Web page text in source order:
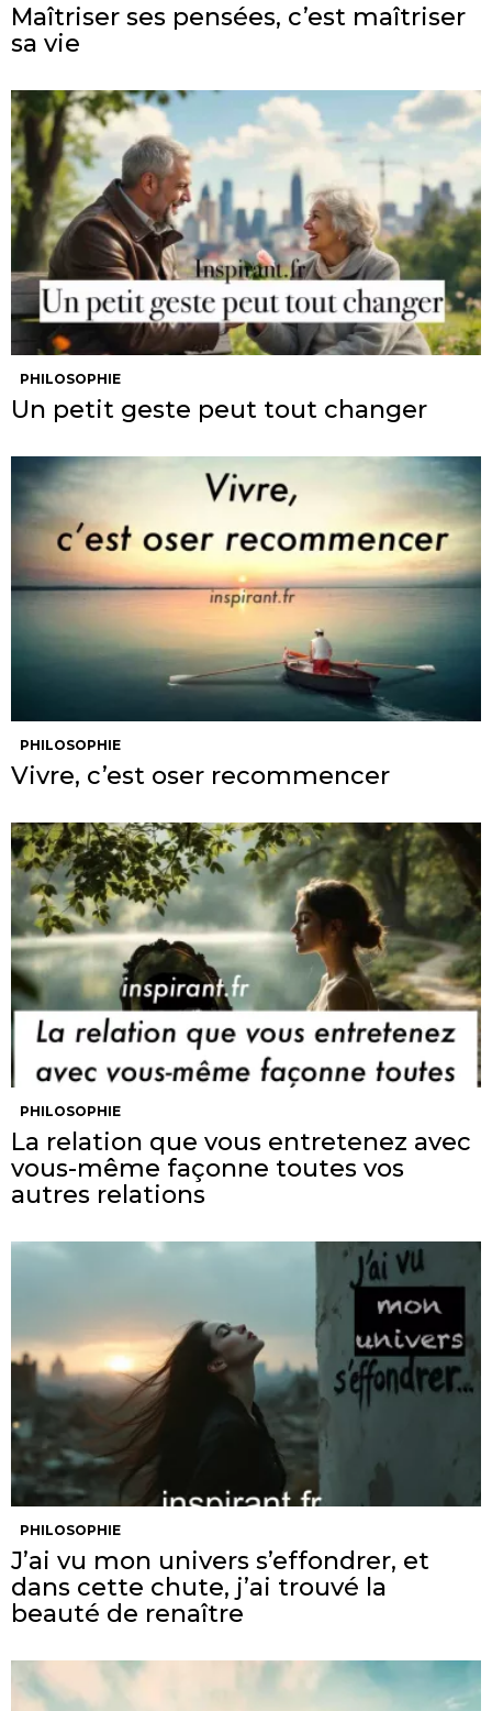
Maîtriser ses pensées, c’est maîtriser
sa vie
PHILOSOPHIE
Un petit geste peut tout changer
PHILOSOPHIE
Vivre, c’est oser recommencer
PHILOSOPHIE
La relation que vous entretenez avec
vous-même façonne toutes vos
autres relations
PHILOSOPHIE
J’ai vu mon univers s’effondrer, et
dans cette chute, j’ai trouvé la
beauté de renaître